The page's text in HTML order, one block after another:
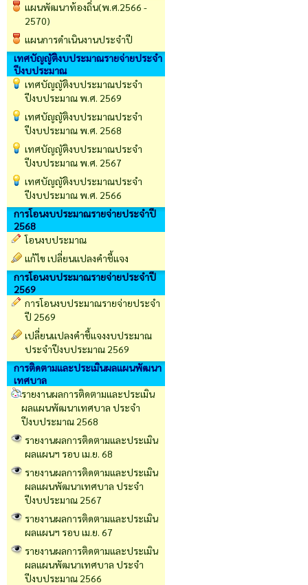
แผนพัฒนาท้องถิ่น(พ.ศ.2566 -
2570)
แผนการดำเนินงานประจำปี
เทศบัญญัติงบประมาณรายจ่ายประจำ
ปีงบประมาณ
เทศบัญญัติงบประมาณประจำ
ปีงบประมาณ พ.ศ. 2569
เทศบัญญัติงบประมาณประจำ
ปีงบประมาณ พ.ศ. 2568
เทศบัญญัติงบประมาณประจำ
ปีงบประมาณ พ.ศ. 2567
เทศบัญญัติงบประมาณประจำ
ปีงบประมาณ พ.ศ. 2566
การโอนงบประมาณรายจ่ายประจำปี
2568
โอนงบประมาณ
แก้ไข เปลี่ยนแปลงคำชี้แจง
การโอนงบประมาณรายจ่ายประจำปี
2569
การโอนงบประมาณรายจ่ายประจำ
ปี 2569
เปลี่ยนเเปลงคำชี้เเจงงบประมาณ
ประจำปีงบประมาณ 2569
การติดตามและประเมินผลแผนพัฒนา
เทศบาล
รายงานผลการติดตามและประเมิน
ผลแผนพัฒนาเทศบาล ประจำ
ปีงบประมาณ 2568
รายงานผลการติดตามและประเมิน
ผลแผนฯ รอบ เม.ย. 68
รายงานผลการติดตามและประเมิน
ผลแผนพัฒนาเทศบาล ประจำ
ปีงบประมาณ 2567
รายงานผลการติดตามและประเมิน
ผลแผนฯ รอบ เม.ย. 67
รายงานผลการติดตามและประเมิน
ผลแผนพัฒนาเทศบาล ประจำ
ปีงบประมาณ 2566